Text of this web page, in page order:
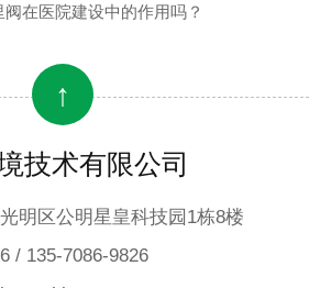
在医院建设中的作用吗？
↑
技术有限公司
明区公明星皇科技园1栋8楼
/ 135-7086-9826